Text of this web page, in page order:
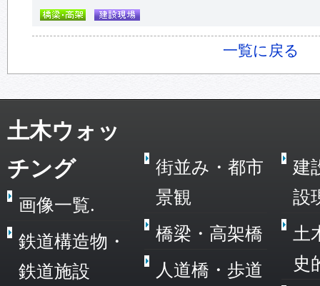
一覧に戻る
土木ウォッ
チング
画像一覧.
鉄道構造物・
鉄道施設
街並み・都市
景観
橋梁・高架橋
人道橋・歩道
建
設
土
史